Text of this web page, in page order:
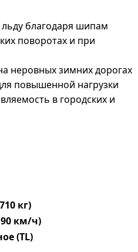
благодаря шипам
поворотах и при
неровных зимних дорогах
повышенной нагрузки
в городских и
кг)
км/ч)
(TL)